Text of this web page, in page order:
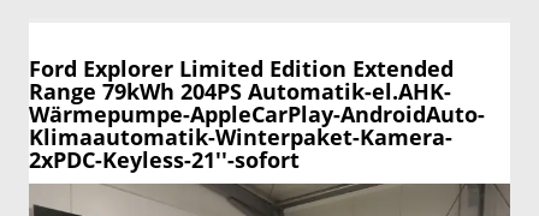
Ford Explorer Limited Edition Extended
Range 79kWh 204PS Automatik-el.AHK-
Wärmepumpe-AppleCarPlay-AndroidAuto-
Klimaautomatik-Winterpaket-Kamera-
2xPDC-Keyless-21''-sofort